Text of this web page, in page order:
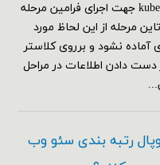
اندازی کلاستر کوبرنیت نصب فرمان kubectl جهت اجرای فرامین مرحله
مرحله از این لحاظ مورد
نشود و برروی کلاستر
دادن اطلاعات در مراحل
رتبه بندی سئو وب